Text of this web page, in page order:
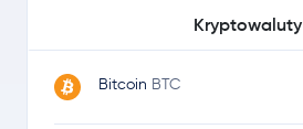
Kryptowaluty
Bitcoin BTC